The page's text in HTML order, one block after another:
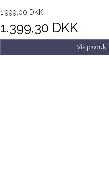
1.999,00 DKK
1.399,30 DKK
Vis produkt